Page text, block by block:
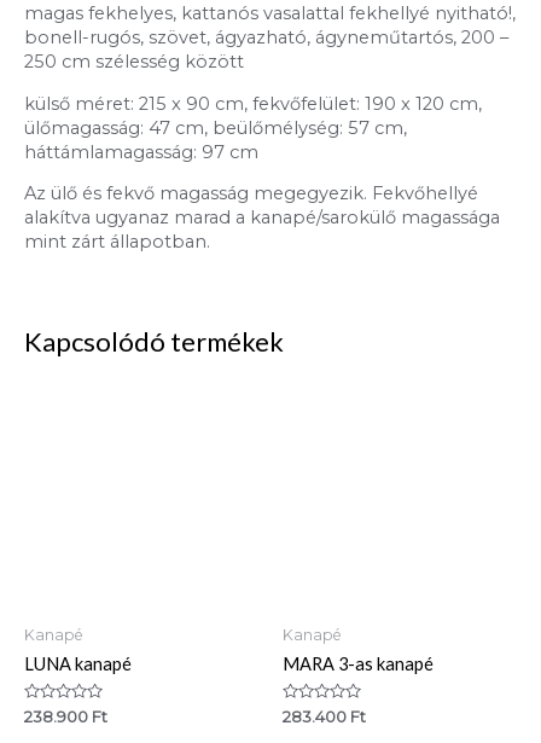
magas fekhelyes, kattanós vasalattal fekhellyé nyitható!,
bonell-rugós, szövet, ágyazható, ágyneműtartós, 200 –
250 cm szélesség között
külső méret: 215 x 90 cm, fekvőfelület: 190 x 120 cm,
ülőmagasság: 47 cm, beülőmélység: 57 cm,
háttámlamagasság: 97 cm
Az ülő és fekvő magasság megegyezik. Fekvőhellyé
alakítva ugyanaz marad a kanapé/sarokülő magassága
mint zárt állapotban.
Kapcsolódó termékek
Kanapé
LUNA kanapé
Értékelés:
0
238.900 Ft
Kanapé
MARA 3-as kanapé
Értékelés:
0
283.400 Ft